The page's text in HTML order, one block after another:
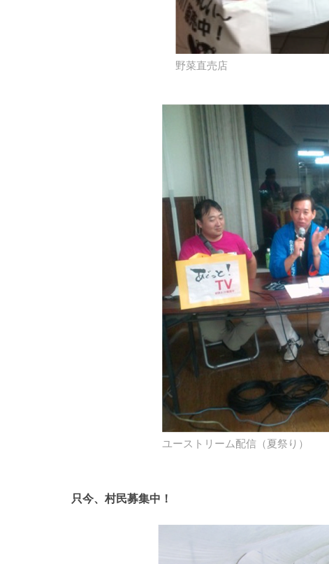
野菜直売店
ユーストリーム配信（夏祭り）
只今、村民募集中！